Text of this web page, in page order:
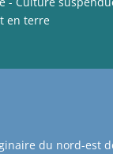
en terre
du nord-est